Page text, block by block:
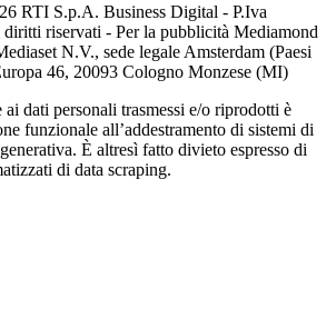
RTI S.p.A. Business Digital - P.Iva
riservati - Per la pubblicità Mediamond
N.V., sede legale Amsterdam (Paesi
46, 20093 Cologno Monzese (MI)
dati personali trasmessi e/o riprodotti è
funzionale all’addestramento di sistemi di
È altresì fatto divieto espresso di
di data scraping.